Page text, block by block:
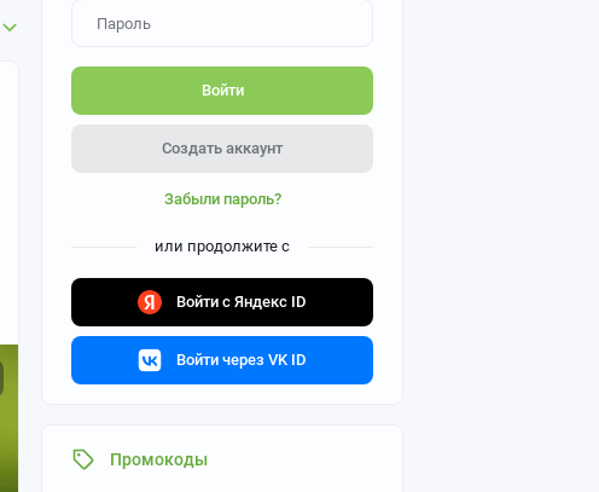
Войти
Создать аккаунт
Забыли пароль?
или продолжите с
Войти с Яндекс ID
Войти через VK ID
Промокоды